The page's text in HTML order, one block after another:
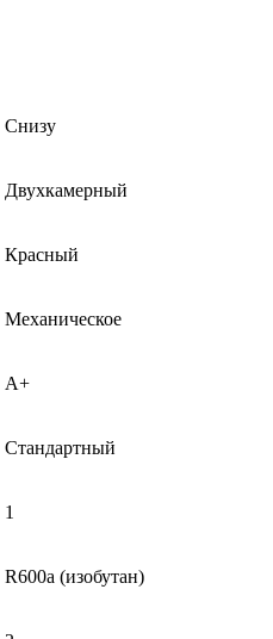
Снизу
Двухкамерный
Красный
Механическое
A+
Стандартный
1
R600a (изобутан)